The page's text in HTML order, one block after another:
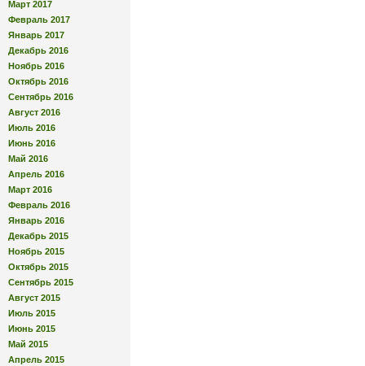
Март 2017
Февраль 2017
Январь 2017
Декабрь 2016
Ноябрь 2016
Октябрь 2016
Сентябрь 2016
Август 2016
Июль 2016
Июнь 2016
Май 2016
Апрель 2016
Март 2016
Февраль 2016
Январь 2016
Декабрь 2015
Ноябрь 2015
Октябрь 2015
Сентябрь 2015
Август 2015
Июль 2015
Июнь 2015
Май 2015
Апрель 2015